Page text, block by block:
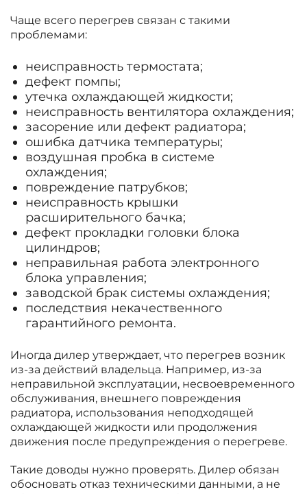
Чаще всего перегрев связан с такими
проблемами:
неисправность термостата;
дефект помпы;
утечка охлаждающей жидкости;
неисправность вентилятора охлаждения;
засорение или дефект радиатора;
ошибка датчика температуры;
воздушная пробка в системе
охлаждения;
повреждение патрубков;
неисправность крышки
расширительного бачка;
дефект прокладки головки блока
цилиндров;
неправильная работа электронного
блока управления;
заводской брак системы охлаждения;
последствия некачественного
гарантийного ремонта.
Иногда дилер утверждает, что перегрев возник
из-за действий владельца. Например, из-за
неправильной эксплуатации, несвоевременного
обслуживания, внешнего повреждения
радиатора, использования неподходящей
охлаждающей жидкости или продолжения
движения после предупреждения о перегреве.
Такие доводы нужно проверять. Дилер обязан
обосновать отказ техническими данными, а не